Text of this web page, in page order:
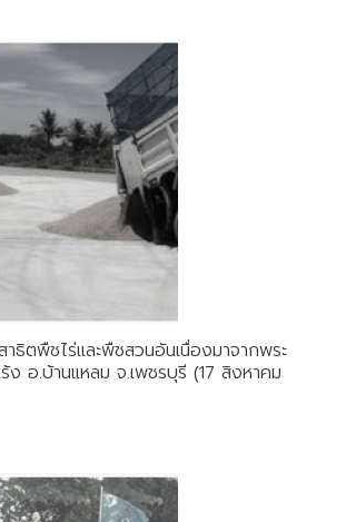
ธิตพืชไร่และพืชสวนอันเนื่องมาจากพระ
ง อ.บ้านแหลม จ.เพชรบุรี (17 สิงหาคม